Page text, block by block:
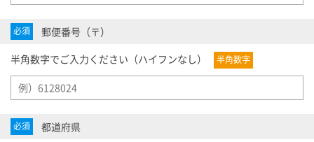
必須
郵便番号（〒）
半角数字でご入力ください（ハイフンなし）
半角数字
必須 都道府県